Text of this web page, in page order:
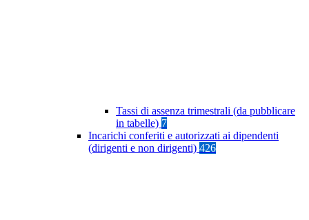
Tassi di assenza trimestrali (da pubblicare
in tabelle) 7
Incarichi conferiti e autorizzati ai dipendenti
(dirigenti e non dirigenti) 426